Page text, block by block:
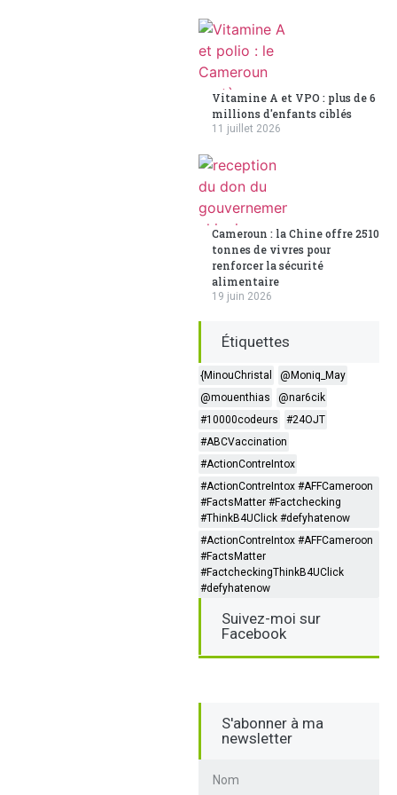
Vitamine A et VPO : plus de 6
millions d'enfants ciblés
11 juillet 2026
Cameroun : la Chine offre 2510
tonnes de vivres pour
renforcer la sécurité
alimentaire
19 juin 2026
Étiquettes
{MinouChristal
@Moniq_May
@mouenthias
@nar6cik
#10000codeurs
#24OJT
#ABCVaccination
#ActionContreIntox
#ActionContreIntox #AFFCameroon
#FactsMatter #Factchecking
#ThinkB4UClick #defyhatenow
#ActionContreIntox #AFFCameroon
#FactsMatter
#FactcheckingThinkB4UClick
#defyhatenow
Suivez-moi sur
Facebook
S'abonner à ma
newsletter